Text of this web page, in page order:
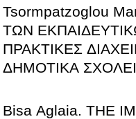
Tsormpatzoglou
ΤΩΝ
ΠΡΑΚΤΙΚΕΣ
ΔΗΜΟΤΙΚΑ
Bisa Aglaia. THE